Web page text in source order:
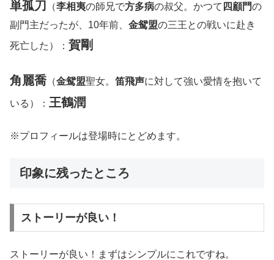
単孤刀 （李相夷の師兄で方多病の叔父。かつて 四顧門の
副門主だったが、10年前、 金鸳盟の三王との戦いに赴き
死亡した）：賀剛
角麗喬 （金鸳盟聖女。 笛飛声に対して強い愛情を抱いて
いる）： 王鶴潤
※プロフィールは登場時にとどめます。
印象に残ったところ
ストーリーが良い！
ストーリーが良い！まずはシンプルにこれですね。